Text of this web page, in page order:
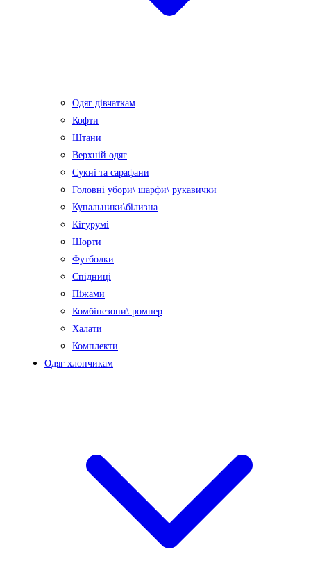
Одяг дівчаткам
Кофти
Штани
Верхній одяг
Сукні та сарафани
Головні убори\ шарфи\ рукавички
Купальники\білизна
Кігурумі
Шорти
Футболки
Спідниці
Піжами
Комбінезони\ ромпер
Халати
Комплекти
Одяг хлопчикам